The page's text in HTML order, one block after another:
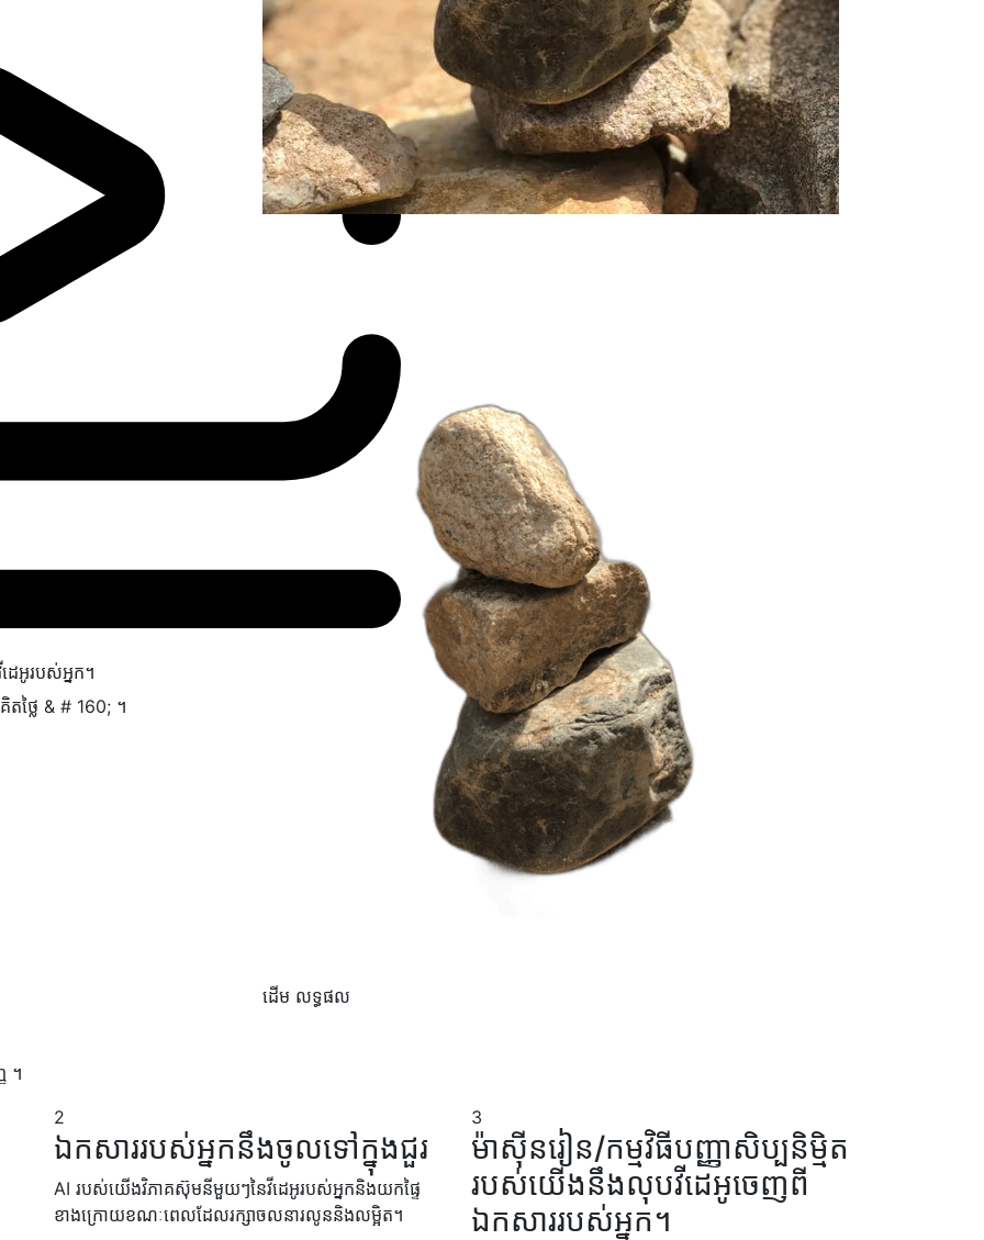
ដេអូរបស់អ្នក។
ថ្លៃ & # 160; ។
ដើម លទ្ធផល
។
2
ឯកសាររបស់អ្នកនឹងចូលទៅក្នុងជួរ
AI របស់យើងវិភាគស៊ុមនីមួយៗនៃវីដេអូរបស់អ្នកនិងយកផ្ទៃ
ខាងក្រោយខណៈពេលដែលរក្សាចលនារលូននិងលម្អិត។
3
ម៉ាស៊ីនរៀន/កម្មវិធីបញ្ញាសិប្បនិម្មិត
របស់យើងនឹងលុបវីដេអូចេញពី
ឯកសាររបស់អ្នក។